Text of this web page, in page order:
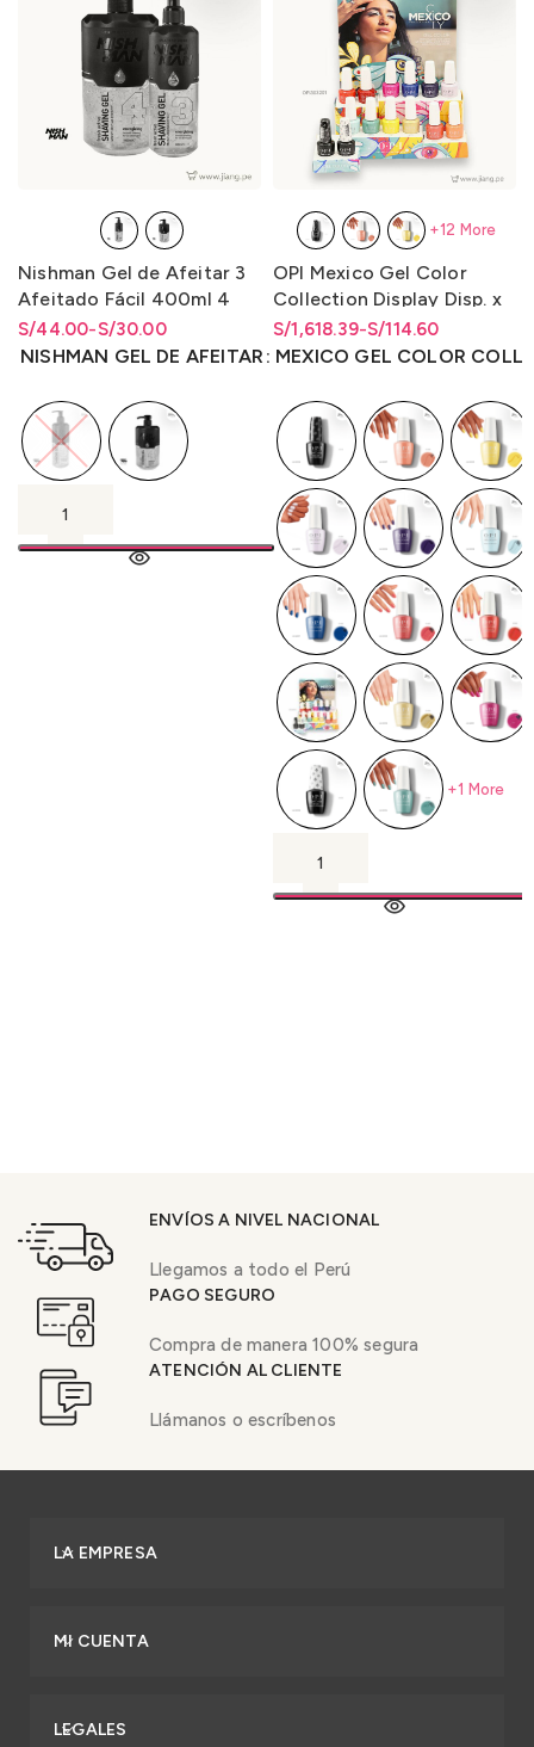
Nishman Gel de Afeitar 3
Afeitado Fácil 400ml 4
Afeitado Fácil x1L.
S/30.00
-
S/44.00
Rango de precios: desde
S/30.00 hasta S/44.00
Rango de precios: desde
S/30.00hastaS/44.00
NISHMAN GEL DE AFEITAR
OPI Mexico Gel Color
Collection Display Disp. x
Unidad y Disp. x 14
Unidades
S/114.60
-
S/1,618.39
Rango de precios: desde
S/114.60 hasta S/1,618.39
Rango de precios: desde
S/114.60hastaS/1,618.39
MEXICO GEL COLOR
+1 More
+12 More
ENVÍOS A NIVEL NACIONAL
Llegamos a todo el Perú
PAGO SEGURO
Compra de manera 100% segura
ATENCIÓN AL CLIENTE
Llámanos o escríbenos
LA EMPRESA
MI CUENTA
LEGALES